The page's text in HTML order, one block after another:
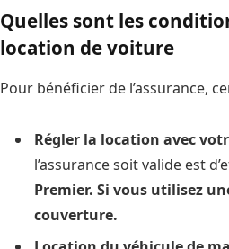
Quelles sont les
location de voiture
Pour bénéficier de l’assurance,
Régler la location avec
l’assurance soit valide est
Premier. Si vous utilisez
couverture.